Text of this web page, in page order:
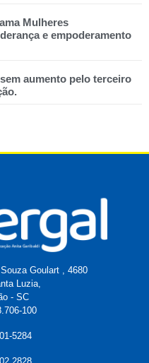
Mulheres
e empoderamento
aumento pelo terceiro
Goulart , 4680
Luzia,
- SC
100
5284